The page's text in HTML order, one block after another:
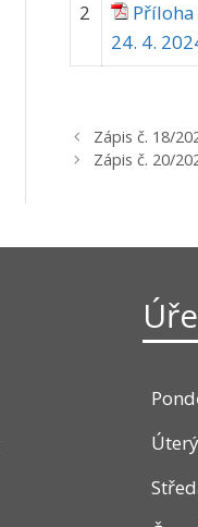
2
24. 4.
Zápis č. 18/
Zápis č. 20/
Úterý